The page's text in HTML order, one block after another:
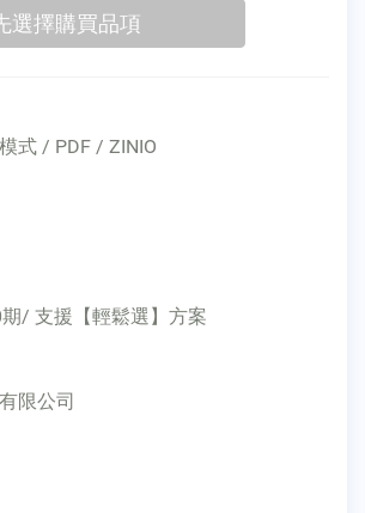
式 / PDF / ZINIO
/ 支援【輕鬆選】方案
限公司